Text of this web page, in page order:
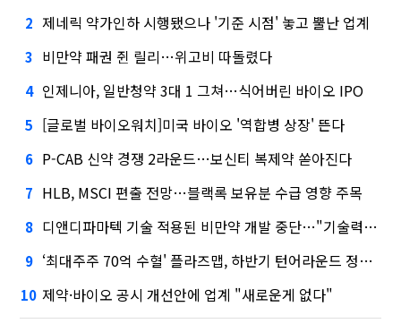
2 제네릭 약가인하 시행됐으나 '기준 시점' 놓고 뿔난 업계
3 비만약 패권 쥔 릴리…위고비 따돌렸다
4 인제니아, 일반청약 3대 1 그쳐…식어버린 바이오 IPO
5 [글로벌 바이오워치]미국 바이오 '역합병 상장' 뜬다
6 P-CAB 신약 경쟁 2라운드…보신티 복제약 쏟아진다
7 HLB, MSCI 편출 전망…블랙록 보유분 수급 영향 주목
8 디앤디파마텍 기술 적용된 비만약 개발 중단…"기술력 문제 아냐"
9 ‘최대주주 70억 수혈' 플라즈맵, 하반기 턴어라운드 정조준
10 제약·바이오 공시 개선안에 업계 "새로운게 없다"